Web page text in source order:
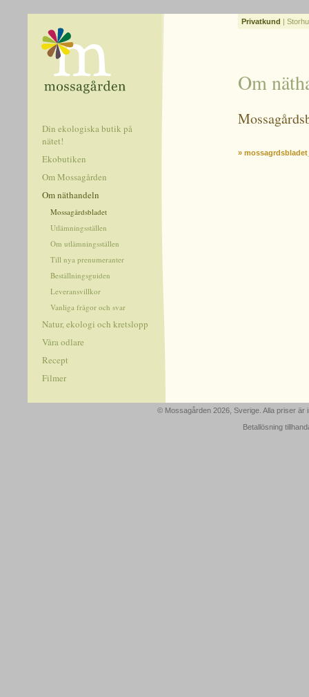
Din ekologiska butik på
nätet!
Ekobutiken
Om Mossagården
Om näthandeln
Mossagårdsbladet
Utlämningsställen
Om utlämningsställen
Till nya prenumeranter
Beställningsguiden
Leveransvillkor
Vanliga frågor och svar
Natur, ekologi och kretslopp
Våra odlare
Recept
Filmer
Privatkund |
Om
»
© Mossagården 2026, Sverige. Alla priser
Betallösning